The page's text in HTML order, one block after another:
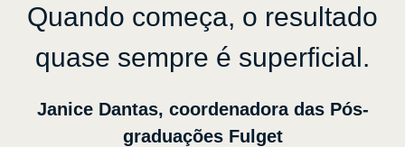
Quando começa, o resultado
quase sempre é superficial.
Janice Dantas, coordenadora das Pós-
graduações Fulget